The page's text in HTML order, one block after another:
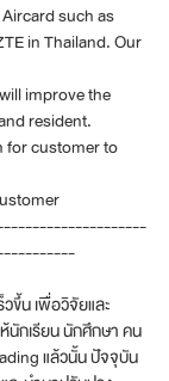
such as
in Thailand. Our
improve the
resident.
for customer to
ขึ้น เพื่อวิจัยและ
นักเรียน นักศึกษา คน
แล้วนั้น ปัจจุบัน